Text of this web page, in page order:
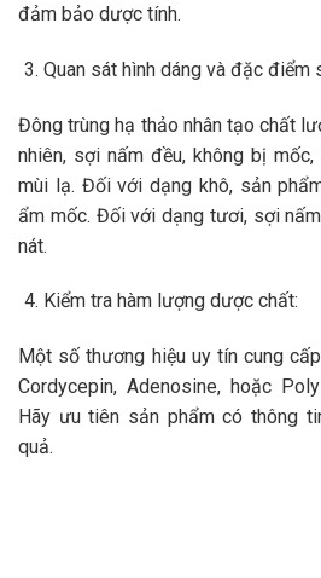
đảm bảo dược tính.
Quan sát hình dáng và đặc điểm
Đông trùng hạ thảo nhân tạo chất
nhiên, sợi nấm đều, không bị
mùi lạ. Đối với dạng khô, sản
ẩm mốc. Đối với dạng tươi, sợi
nát.
Kiểm tra hàm lượng dược chất:
Một số thương hiệu uy tín cung
Cordycepin, Adenosine, hoặc
Hãy ưu tiên sản phẩm có thông
quả.